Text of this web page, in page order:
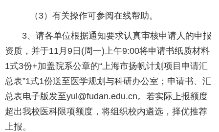
（3）有关操作可参阅在线帮助。
3、请各单位根据通知要求认真审核申请人的申报
资质，并于11月9日(周一)上午9:00将申请书纸质材料
1式3份+加盖院系公章的“上海市扬帆计划项目申请汇
总表”1式1份送至医学规划与科研办公室；申请书、汇
总表电子版发至yul@fudan.edu.cn。若实际上报额度
超出我校医科限项额度，将组织校内遴选，择优推荐
上报。